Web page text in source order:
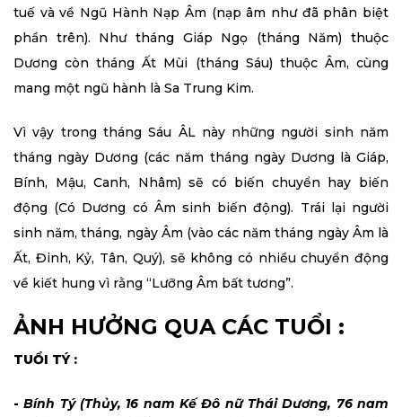
tuế và về Ngũ Hành Nạp Âm (nạp âm như đã phân biệt
phần trên). Như tháng Giáp Ngọ (tháng Năm) thuộc
Dương còn tháng Ất Mùi (tháng Sáu) thuộc Âm, cùng
mang một ngũ hành là Sa Trung Kim.
Vì vậy trong tháng Sáu ÂL này những người sinh năm
tháng ngày Dương (các năm tháng ngày Dương là Giáp,
Bính, Mậu, Canh, Nhâm) sẽ có biến chuyển hay biến
động (Có Dương có Âm sinh biến động). Trái lại người
sinh năm, tháng, ngày Âm (vào các năm tháng ngày Âm là
Ất, Đinh, Kỷ, Tân, Quý), sẽ không có nhiều chuyển động
về kiết hung vì rằng “Lưỡng Âm bất tương”.
ẢNH HƯỞNG QUA CÁC TUỔI :
TUỔI TÝ :
-Bính Tý (Thủy, 16 nam Kế Đô nữ Thái Dương, 76 nam